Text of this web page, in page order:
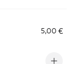
5,00 €